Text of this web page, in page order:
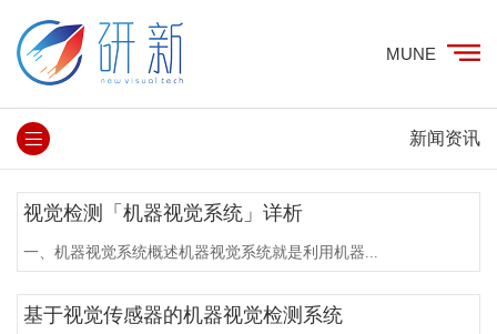
MUNE
新闻资讯
视觉检测「机器视觉系统」详析
一、机器视觉系统概述机器视觉系统就是利用机器...
基于视觉传感器的机器视觉检测系统